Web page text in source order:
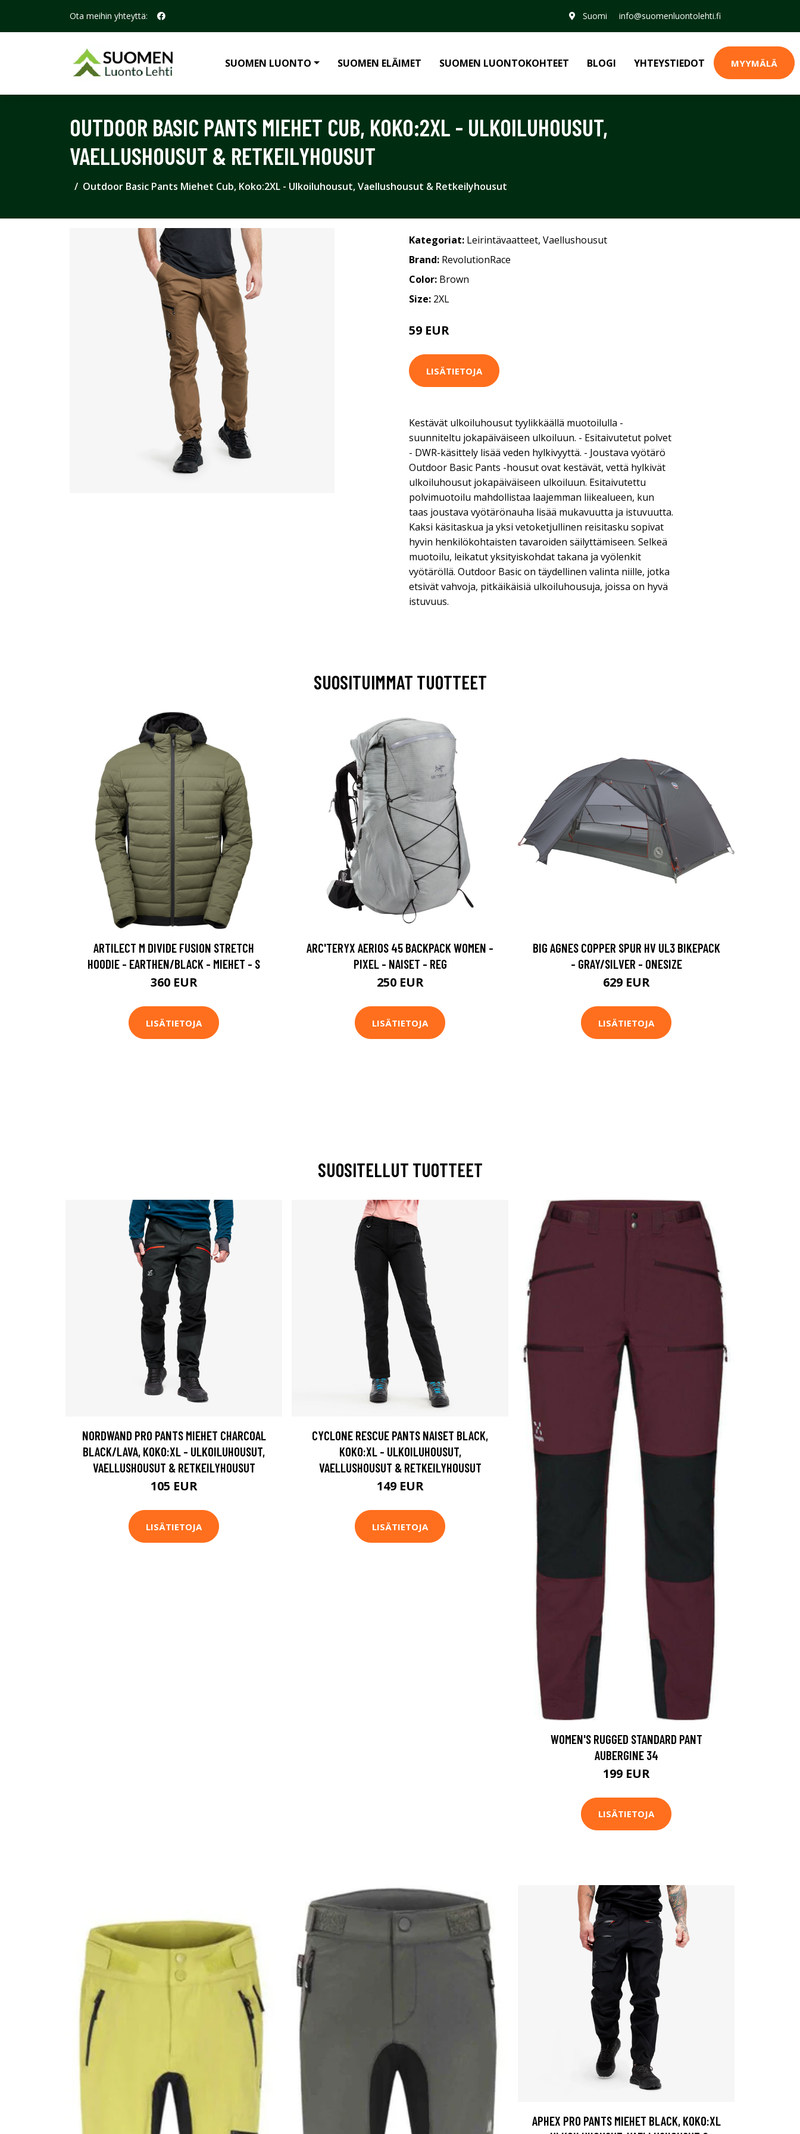
Ota meihin yhteyttä: Suomi info@suomenluontolehti.fi
SUOMEN LUONTO SUOMEN ELÄIMET SUOMEN LUONTOKOHTEET BLOGI YHTEYSTIEDOT MYYMÄLÄ
OUTDOOR BASIC PANTS MIEHET CUB, KOKO:2XL - ULKOILUHOUSUT,
VAELLUSHOUSUT & RETKEILYHOUSUT
Outdoor Basic Pants Miehet Cub, Koko:2XL - Ulkoiluhousut, Vaellushousut & Retkeilyhousut
Kategoriat: Leirintävaatteet, Vaellushousut
Brand: RevolutionRace
Color: Brown
Size: 2XL
59 EUR
LISÄTIETOJA
Kestävät ulkoiluhousut tyylikkäällä muotoilulla -
suunniteltu jokapäiväiseen ulkoiluun. - Esitaivutetut polvet
- DWR-käsittely lisää veden hylkivyyttä. - Joustava vyötärö
Outdoor Basic Pants -housut ovat kestävät, vettä hylkivät
ulkoiluhousut jokapäiväiseen ulkoiluun. Esitaivutettu
polvimuotoilu mahdollistaa laajemman liikealueen, kun
taas joustava vyötärönauha lisää mukavuutta ja istuvuutta.
Kaksi käsitaskua ja yksi vetoketjullinen reisitasku sopivat
hyvin henkilökohtaisten tavaroiden säilyttämiseen. Selkeä
muotoilu, leikatut yksityiskohdat takana ja vyölenkit
vyötäröllä. Outdoor Basic on täydellinen valinta niille, jotka
etsivät vahvoja, pitkäikäisiä ulkoiluhousuja, joissa on hyvä
istuvuus.
SUOSITUIMMAT TUOTTEET
ARTILECT M DIVIDE FUSION STRETCH
HOODIE - EARTHEN/BLACK - MIEHET - S
360 EUR
LISÄTIETOJA
ARC'TERYX AERIOS 45 BACKPACK WOMEN -
PIXEL - NAISET - REG
250 EUR
LISÄTIETOJA
BIG AGNES COPPER SPUR HV UL3 BIKEPACK
- GRAY/SILVER - ONESIZE
629 EUR
LISÄTIETOJA
SUOSITELLUT TUOTTEET
NORDWAND PRO PANTS MIEHET CHARCOAL
BLACK/LAVA, KOKO:XL - ULKOILUHOUSUT,
VAELLUSHOUSUT & RETKEILYHOUSUT
105 EUR
LISÄTIETOJA
CYCLONE RESCUE PANTS NAISET BLACK,
KOKO:XL - ULKOILUHOUSUT,
VAELLUSHOUSUT & RETKEILYHOUSUT
149 EUR
LISÄTIETOJA
WOMEN'S RUGGED STANDARD PANT
AUBERGINE 34
199 EUR
LISÄTIETOJA
APHEX PRO PANTS MIEHET BLACK, KOKO:XL